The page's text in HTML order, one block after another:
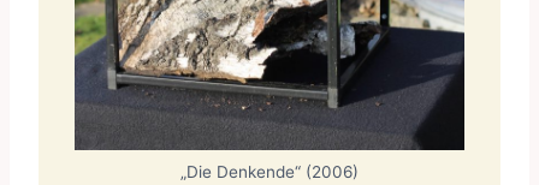
„Die Denkende“ (2006)